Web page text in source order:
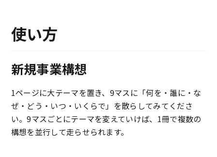
使い方
新規事業構想
1ページに大テーマを置き、9マスに「何を・誰に・な
ぜ・どう・いつ・いくらで」を散らしてみてくださ
い。9マスごとにテーマを変えていけば、1冊で複数の
構想を並行して走らせられます。